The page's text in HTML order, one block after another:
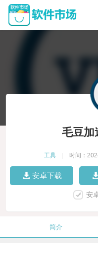
毛豆加
工具 时间：
安卓下载
安
简介